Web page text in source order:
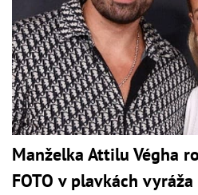
Manželka Attilu Végha
FOTO v plavkách vyráža